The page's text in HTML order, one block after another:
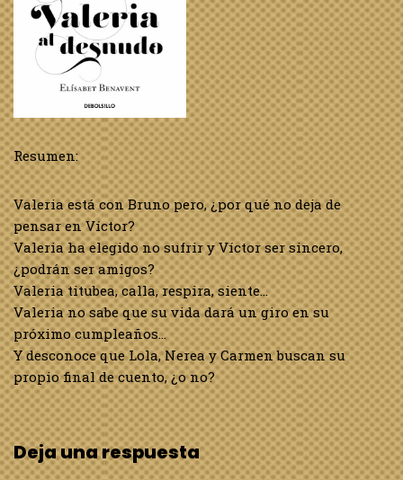
Resumen:
Valeria está con Bruno pero, ¿por qué no deja de
pensar en Víctor?
Valeria ha elegido no sufrir y Víctor ser sincero,
¿podrán ser amigos?
Valeria titubea, calla, respira, siente…
Valeria no sabe que su vida dará un giro en su
próximo cumpleaños…
Y desconoce que Lola, Nerea y Carmen buscan su
propio final de cuento, ¿o no?
Deja una respuesta